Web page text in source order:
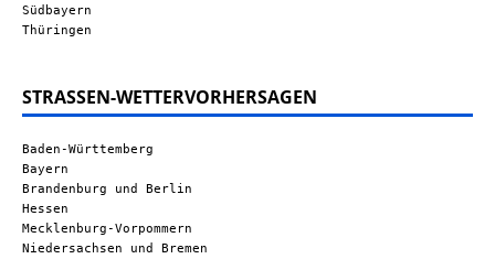
Südbayern
Thüringen
STRASSEN-WETTERVORHERSAGEN
Baden-Württemberg
Bayern
Brandenburg und Berlin
Hessen
Mecklenburg-Vorpommern
Niedersachsen und Bremen